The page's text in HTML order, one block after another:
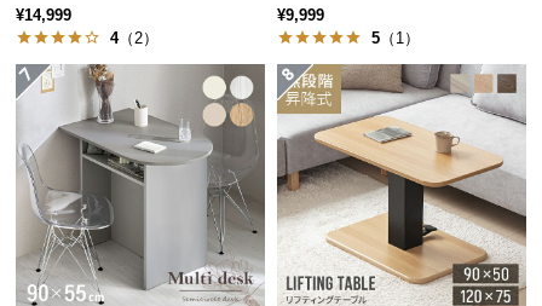
い
て
入
路
に
つ
い
て
¥14,999
4（2）
¥9,999
5 （1）